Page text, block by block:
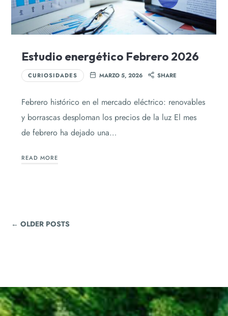
Estudio energético Febrero 2026
CURIOSIDADES MARZO 5, 2026 SHARE
Febrero histórico en el mercado eléctrico: renovables
y borrascas desploman los precios de la luz El mes
de febrero ha dejado una…
READ MORE
← OLDER POSTS